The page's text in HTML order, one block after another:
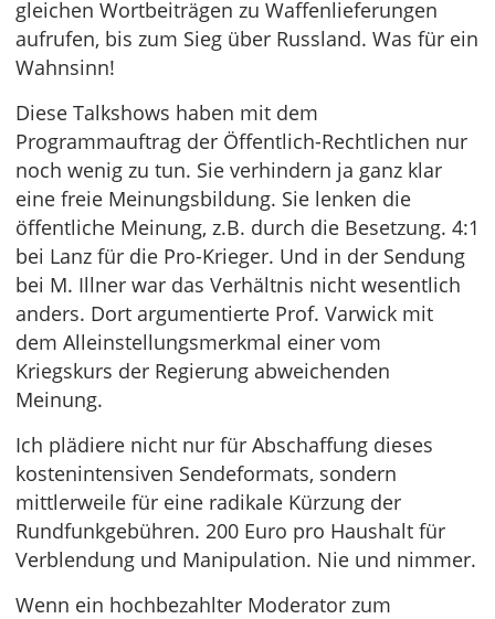
gleichen Wortbeiträgen zu Waffenlieferungen
aufrufen, bis zum Sieg über Russland. Was für ein
Wahnsinn!
Diese Talkshows haben mit dem
Programmauftrag der Öffentlich-Rechtlichen nur
noch wenig zu tun. Sie verhindern ja ganz klar
eine freie Meinungsbildung. Sie lenken die
öffentliche Meinung, z.B. durch die Besetzung. 4:1
bei Lanz für die Pro-Krieger. Und in der Sendung
bei M. Illner war das Verhältnis nicht wesentlich
anders. Dort argumentierte Prof. Varwick mit
dem Alleinstellungsmerkmal einer vom
Kriegskurs der Regierung abweichenden
Meinung.
Ich plädiere nicht nur für Abschaffung dieses
kostenintensiven Sendeformats, sondern
mittlerweile für eine radikale Kürzung der
Rundfunkgebühren. 200 Euro pro Haushalt für
Verblendung und Manipulation. Nie und nimmer.
Wenn ein hochbezahlter Moderator zum